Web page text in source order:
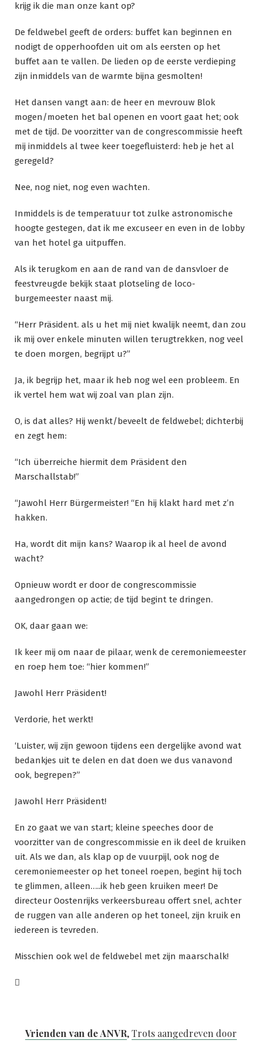
krijg ik die man onze kant op?
De feldwebel geeft de orders: buffet kan beginnen en
nodigt de opperhoofden uit om als eersten op het
buffet aan te vallen. De lieden op de eerste verdieping
zijn inmiddels van de warmte bijna gesmolten!
Het dansen vangt aan: de heer en mevrouw Blok
mogen/moeten het bal openen en voort gaat het; ook
met de tijd. De voorzitter van de congrescommissie heeft
mij inmiddels al twee keer toegefluisterd: heb je het al
geregeld?
Nee, nog niet, nog even wachten.
Inmiddels is de temperatuur tot zulke astronomische
hoogte gestegen, dat ik me excuseer en even in de lobby
van het hotel ga uitpuffen.
Als ik terugkom en aan de rand van de dansvloer de
feestvreugde bekijk staat plotseling de loco-
burgemeester naast mij.
“Herr Präsident. als u het mij niet kwalijk neemt, dan zou
ik mij over enkele minuten willen terugtrekken, nog veel
te doen morgen, begrijpt u?”
Ja, ik begrijp het, maar ik heb nog wel een probleem. En
ik vertel hem wat wij zoal van plan zijn.
O, is dat alles? Hij wenkt/beveelt de feldwebel; dichterbij
en zegt hem:
“Ich überreiche hiermit dem Präsident den
Marschallstab!”
“Jawohl Herr Bürgermeister! “En hij klakt hard met z’n
hakken.
Ha, wordt dit mijn kans? Waarop ik al heel de avond
wacht?
Opnieuw wordt er door de congrescommissie
aangedrongen op actie; de tijd begint te dringen.
OK, daar gaan we:
Ik keer mij om naar de pilaar, wenk de ceremoniemeester
en roep hem toe: “hier kommen!”
Jawohl Herr Präsident!
Verdorie, het werkt!
‘Luister, wij zijn gewoon tijdens een dergelijke avond wat
bedankjes uit te delen en dat doen we dus vanavond
ook, begrepen?”
Jawohl Herr Präsident!
En zo gaat we van start; kleine speeches door de
voorzitter van de congrescommissie en ik deel de kruiken
uit. Als we dan, als klap op de vuurpijl, ook nog de
ceremoniemeester op het toneel roepen, begint hij toch
te glimmen, alleen…..ik heb geen kruiken meer! De
directeur Oostenrijks verkeersbureau offert snel, achter
de ruggen van alle anderen op het toneel, zijn kruik en
iedereen is tevreden.
Misschien ook wel de feldwebel met zijn maarschalk!

Vrienden van de ANVR,Trots aangedreven door